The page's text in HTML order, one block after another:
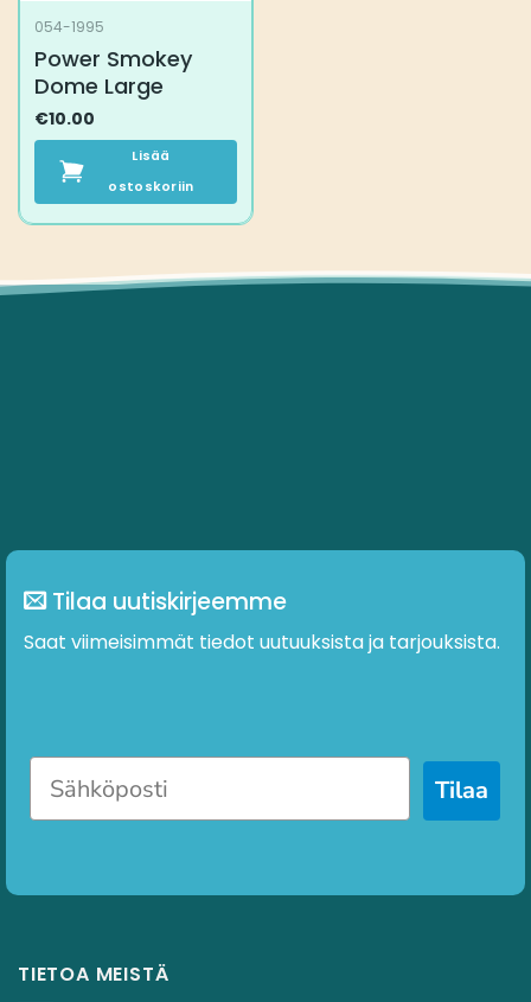
054-1995
Power Smokey
Dome Large
€10.00
Lisää
ostoskoriin
Tilaa uutiskirjeemme
Saat viimeisimmät tiedot uutuuksista ja tarjouksista.
Tilaa
TIETOA MEISTÄ